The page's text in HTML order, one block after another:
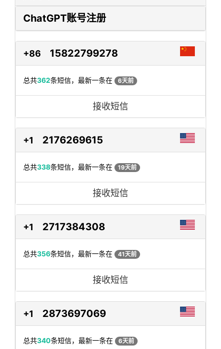
ChatGPT账号注册
+86 15822799278
总共362条短信，最新一条在 6天前
接收短信
+1 2176269615
总共338条短信，最新一条在 19天前
接收短信
+1 2717384308
总共356条短信，最新一条在 41天前
接收短信
+1 2873697069
总共340条短信，最新一条在 6天前